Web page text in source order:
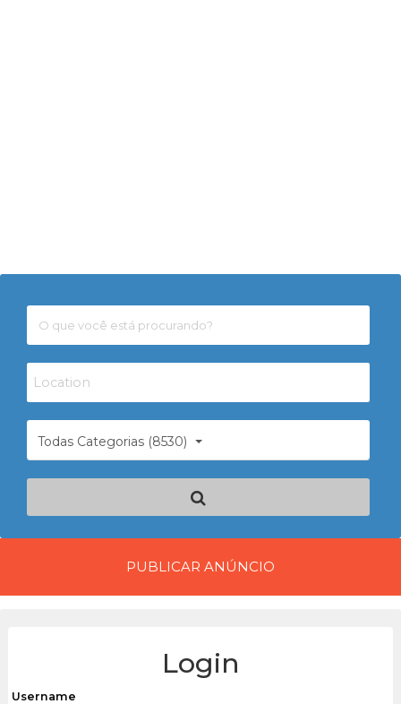
Todas Categorias (8530)
PUBLICAR ANÚNCIO
Login
Username